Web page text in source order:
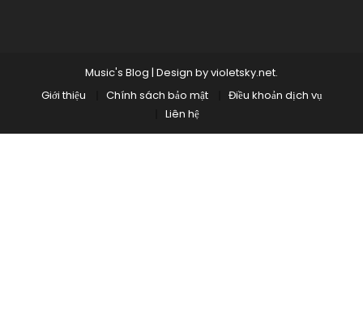
Music's Blog | Design byvioletsky.net.
Giới thiệu
Chính sách bảo mật
Điều khoản dịch vụ
Liên hệ